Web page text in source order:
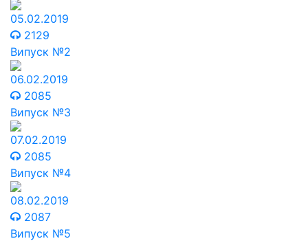
05.02.2019
2129
Випуск №2
06.02.2019
2085
Випуск №3
07.02.2019
2085
Випуск №4
08.02.2019
2087
Випуск №5